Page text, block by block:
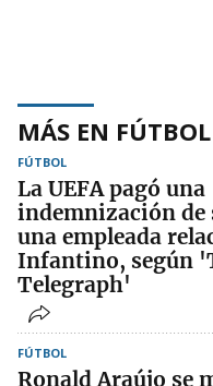
MÁS EN FÚTBOL
FÚTBOL
La UEFA pagó una
indemnización de
una empleada
Infantino, según
Telegraph'
FÚTBOL
Ronald Araújo se